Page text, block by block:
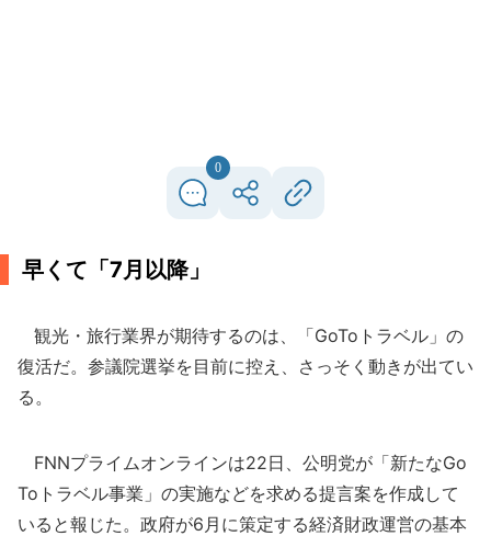
0
早くて「7月以降」
観光・旅行業界が期待するのは、「GoToトラベル」の
復活だ。参議院選挙を目前に控え、さっそく動きが出てい
る。
FNNプライムオンラインは22日、公明党が「新たなGo
Toトラベル事業」の実施などを求める提言案を作成して
いると報じた。政府が6月に策定する経済財政運営の基本